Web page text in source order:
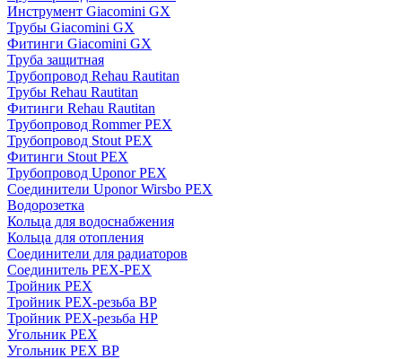
Инструмент Giacomini GX
Трубы Giacomini GX
Фитинги Giacomini GX
Труба защитная
Трубопровод Rehau Rautitan
Трубы Rehau Rautitan
Фитинги Rehau Rautitan
Трубопровод Rommer PEX
Трубопровод Stout PEX
Фитинги Stout PEX
Трубопровод Uponor PEX
Соединители Uponor Wirsbo PEX
Водорозетка
Кольца для водоснабжения
Кольца для отопления
Соединители для радиаторов
Соединитель PEX-PEX
Тройник PEX
Тройник PEX-резьба ВР
Тройник PEX-резьба НР
Угольник PEX
Угольник PEX ВР